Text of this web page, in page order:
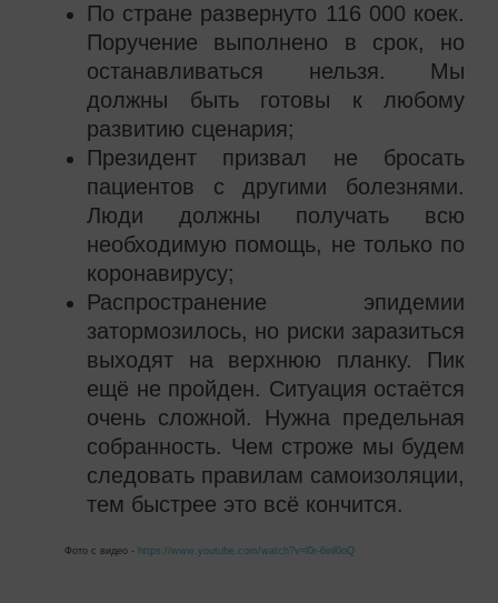
По стране развернуто 116 000 коек.
Поручение выполнено в срок, но
останавливаться нельзя. Мы
должны быть готовы к любому
развитию сценария;
Президент призвал не бросать
пациентов с другими болезнями.
Люди должны получать всю
необходимую помощь, не только по
коронавирусу;
Распространение эпидемии
затормозилось, но риски заразиться
выходят на верхнюю планку. Пик
ещё не пройден. Ситуация остаётся
очень сложной. Нужна предельная
собранность. Чем строже мы будем
следовать правилам самоизоляции,
тем быстрее это всё кончится.
Фото с видео - https://www.youtube.com/watch?v=l0r-6inl0oQ